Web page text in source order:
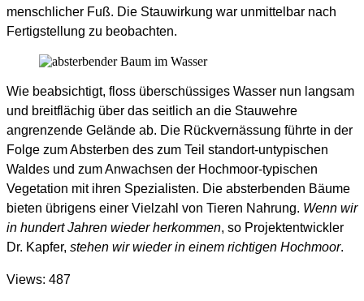
menschlicher Fuß. Die Stauwirkung war unmittelbar nach
Fertigstellung zu beobachten.
Wie beabsichtigt, floss überschüssiges Wasser nun langsam
und breitflächig über das seitlich an die Stauwehre
angrenzende Gelände ab. Die Rückvernässung führte in der
Folge zum Absterben des zum Teil standort-untypischen
Waldes und zum Anwachsen der Hochmoor-typischen
Vegetation mit ihren Spezialisten. Die absterbenden Bäume
bieten übrigens einer Vielzahl von Tieren Nahrung. Wenn wir
in hundert Jahren wieder herkommen, so Projektentwickler
Dr. Kapfer, stehen wir wieder in einem richtigen Hochmoor.
Views: 487